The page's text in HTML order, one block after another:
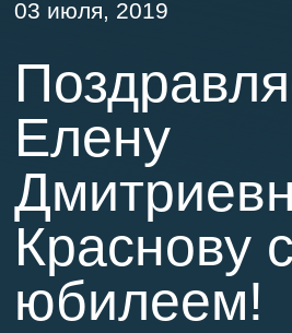
03 июля, 2019
Елену
Краснову с
юбилеем!